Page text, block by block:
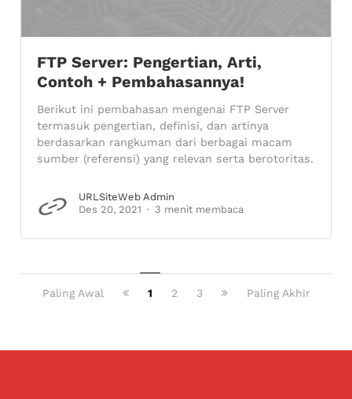
FTP Server: Pengertian, Arti,
Contoh + Pembahasannya!
Berikut ini pembahasan mengenai FTP Server
termasuk pengertian, definisi, dan artinya
berdasarkan rangkuman dari berbagai macam
sumber (referensi) yang relevan serta berotoritas.
URLSiteWeb Admin
Des 20, 2021
3 menit membaca
Paling Awal 1 2 3 Paling Akhir